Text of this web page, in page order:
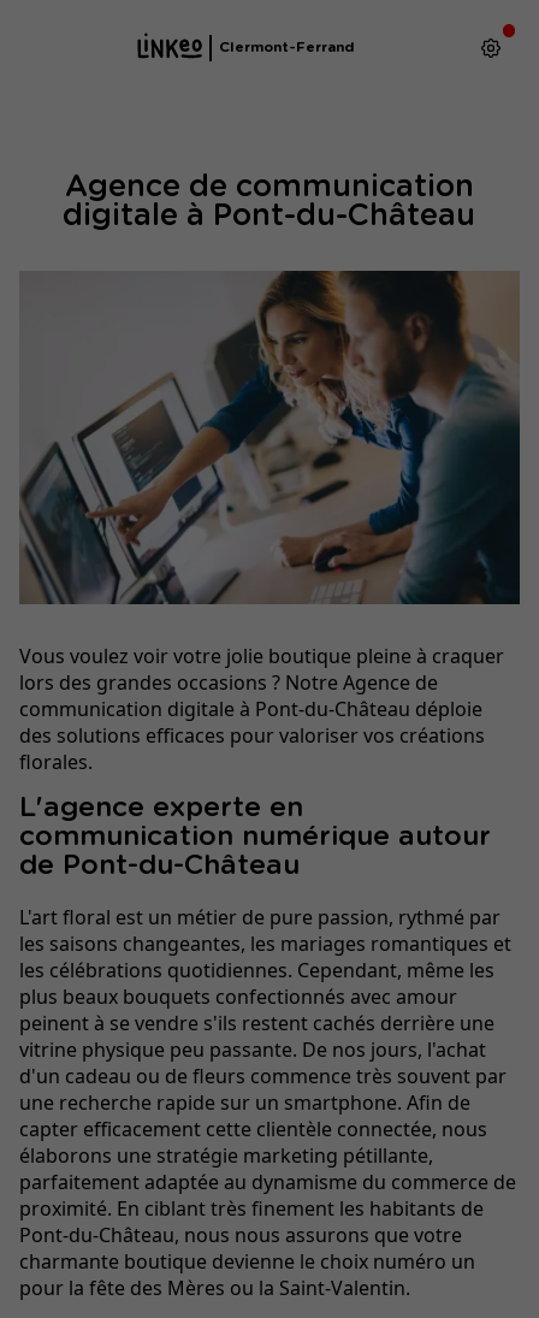
Clermont-Ferrand
Agence de communication
digitale à Pont-du-Château
Vous voulez voir votre jolie boutique pleine à craquer
lors des grandes occasions ? Notre Agence de
communication digitale à Pont-du-Château déploie
des solutions efficaces pour valoriser vos créations
florales.
L'agence experte en
communication numérique autour
de Pont-du-Château
L'art floral est un métier de pure passion, rythmé par
les saisons changeantes, les mariages romantiques et
les célébrations quotidiennes. Cependant, même les
plus beaux bouquets confectionnés avec amour
peinent à se vendre s'ils restent cachés derrière une
vitrine physique peu passante. De nos jours, l'achat
d'un cadeau ou de fleurs commence très souvent par
une recherche rapide sur un smartphone. Afin de
capter efficacement cette clientèle connectée, nous
élaborons une stratégie marketing pétillante,
parfaitement adaptée au dynamisme du commerce de
proximité. En ciblant très finement les habitants de
Pont-du-Château, nous nous assurons que votre
charmante boutique devienne le choix numéro un
pour la fête des Mères ou la Saint-Valentin.